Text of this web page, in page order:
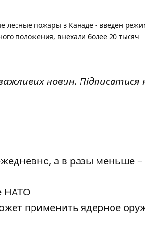
лесные пожары в Канаде - введен
положения, выехали более 20 тысяч
новин. Підписатися
а в разы меньше –
НАТО
применить ядерное